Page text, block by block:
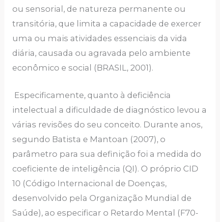
ou sensorial, de natureza permanente ou
transitória, que limita a capacidade de exercer
uma ou mais atividades essenciais da vida
diária, causada ou agravada pelo ambiente
econômico e social (BRASIL, 2001).
Especificamente, quanto à deficiência
intelectual a dificuldade de diagnóstico levou a
várias revisões do seu conceito. Durante anos,
segundo Batista e Mantoan (2007), o
parâmetro para sua definição foi a medida do
coeficiente de inteligência (QI). O próprio CID
10 (Código Internacional de Doenças,
desenvolvido pela Organização Mundial de
Saúde), ao especificar o Retardo Mental (F70-